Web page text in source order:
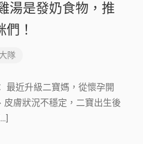
湯是發奶食物，推
！
隊
最近升級二寶媽，從懷孕開
皮膚狀況不穩定，二寶出生後